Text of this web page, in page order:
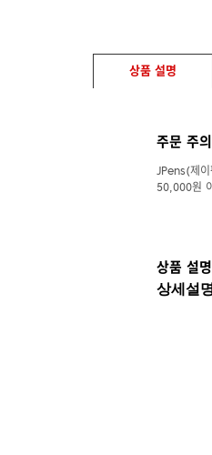
상품 설명
주문 주
JPens(제
50,000원
상품 설명